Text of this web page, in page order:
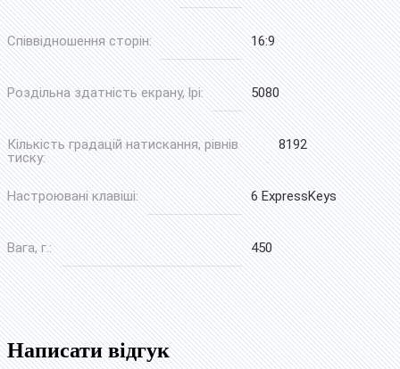
Співвідношення сторін: 16:9
Роздільна здатність екрану, lpi: 5080
Кількість градацій натискання, рівнів
тиску:
8192
Настроювані клавіші: 6 ExpressKeys
Вага, г.: 450
Колір планешету: Чорний
Розміри, мм::: 269x170x8,45
Написати відгук